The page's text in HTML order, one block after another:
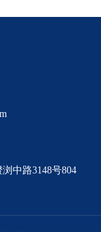
中路3148号804